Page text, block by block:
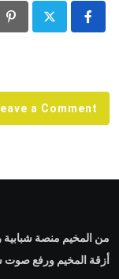
a Comment
من المخيم منصة
أزقة المخيم ورفع صوت